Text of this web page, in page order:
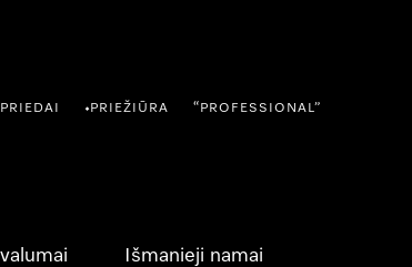
•PRIEŽIŪRA “PROFESSIONAL”
Išmanieji namai